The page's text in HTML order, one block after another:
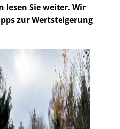
lesen Sie weiter. Wir
zur Wertsteigerung